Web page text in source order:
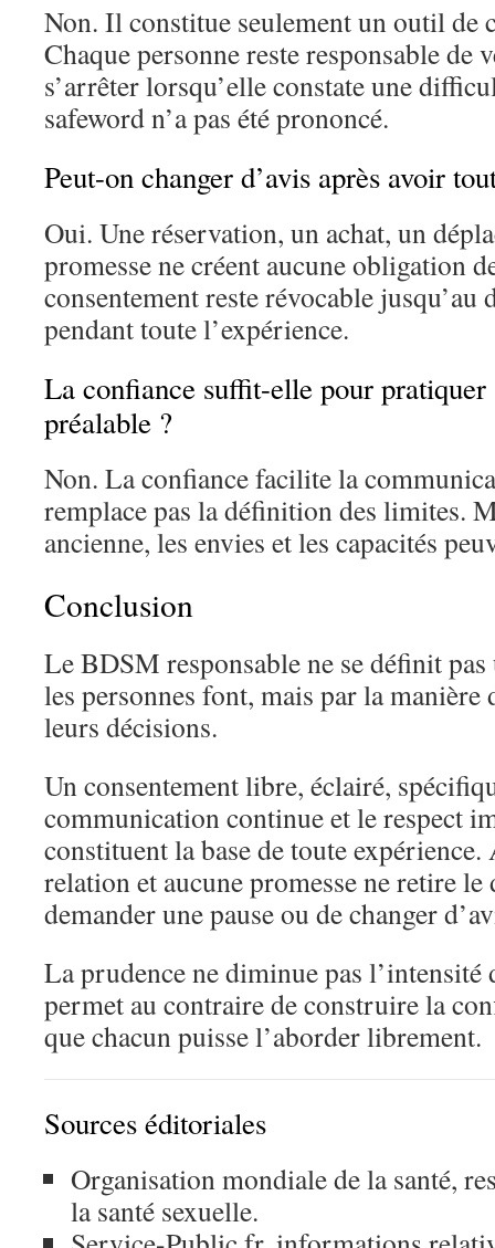
Non. Il constitue seulement un outil de
Chaque personne reste responsable de
s’arrêter lorsqu’elle constate une
safeword n’a pas été prononcé.
Peut-on changer d’avis après avoir
Oui. Une réservation, un achat, un
promesse ne créent aucune obligation
consentement reste révocable
pendant toute l’expérience.
La confiance suffit-elle pour pratiquer
préalable ?
Non. La confiance facilite la
remplace pas la définition des limites.
ancienne, les envies et les capacités
Conclusion
Le BDSM responsable ne se définit
les personnes font, mais par la manière
leurs décisions.
Un consentement libre, éclairé,
communication continue et le respect
constituent la base de toute
relation et aucune promesse ne retire
demander une pause ou de changer
La prudence ne diminue pas l’intensité
permet au contraire de construire la
que chacun puisse l’aborder librement.
Sources éditoriales
Organisation mondiale de la santé,
la santé sexuelle.